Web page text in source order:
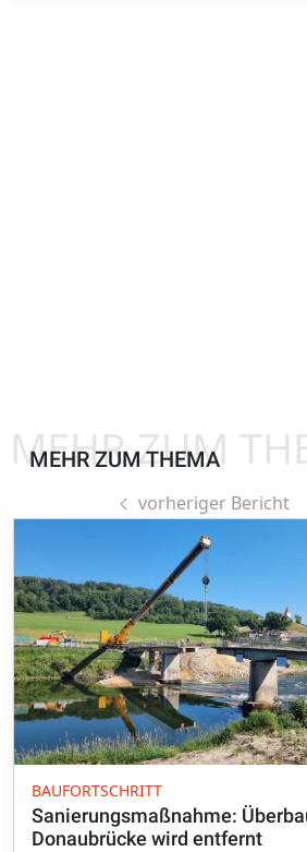
MEHR ZUM THEMA
MEHR ZUM
vorheriger Bericht
BAUFORTSCHRITT
Sanierungsmaßnahme:
Donaubrücke wird entfernt